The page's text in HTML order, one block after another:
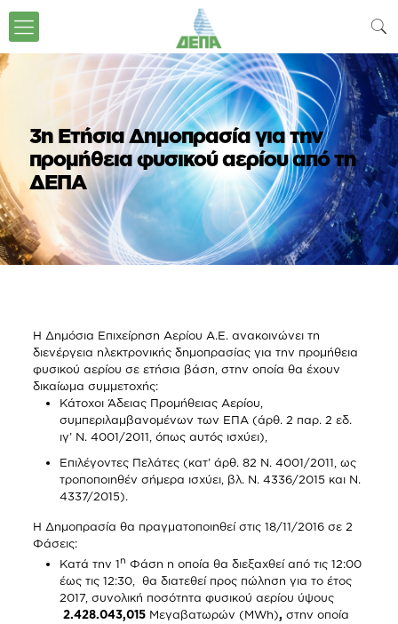
3η Ετήσια Δημοπρασία για την
προμήθεια φυσικού αερίου από τη
ΔΕΠΑ
Η Δημόσια Επιχείρηση Αερίου Α.Ε. ανακοινώνει τη
διενέργεια ηλεκτρονικής δημοπρασίας για την προμήθεια
φυσικού αερίου σε ετήσια βάση, στην οποία θα έχουν
δικαίωμα συμμετοχής:
Κάτοχοι Άδειας Προμήθειας Αερίου,
συμπεριλαμβανομένων των ΕΠΑ (άρθ. 2 παρ. 2 εδ.
ιγ’ Ν. 4001/2011, όπως αυτός ισχύει),
Επιλέγοντες Πελάτες (κατ’ άρθ. 82 Ν. 4001/2011, ως
τροποποιηθέν σήμερα ισχύει, βλ. Ν. 4336/2015 και Ν.
4337/2015).
Η Δημοπρασία θα πραγματοποιηθεί στις 18/11/2016 σε 2
Φάσεις:
Κατά την 1η Φάση η οποία θα διεξαχθεί από τις 12:00
έως τις 12:30, θα διατεθεί προς πώληση για το έτος
2017, συνολική ποσότητα φυσικού αερίου ύψους
2.428.043,015Μεγαβατωρών (MWh), στην οποία